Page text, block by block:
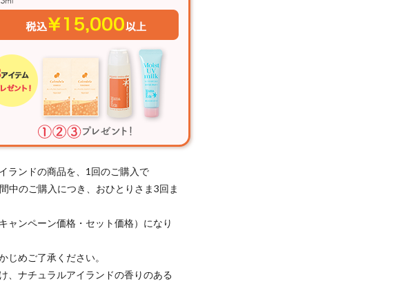
ランドの商品を、1回のご購入で
中のご購入につき、おひとりさま3回ま
ャンペーン価格・セット価格）になり
めご了承ください。
、ナチュラルアイランドの香りのある